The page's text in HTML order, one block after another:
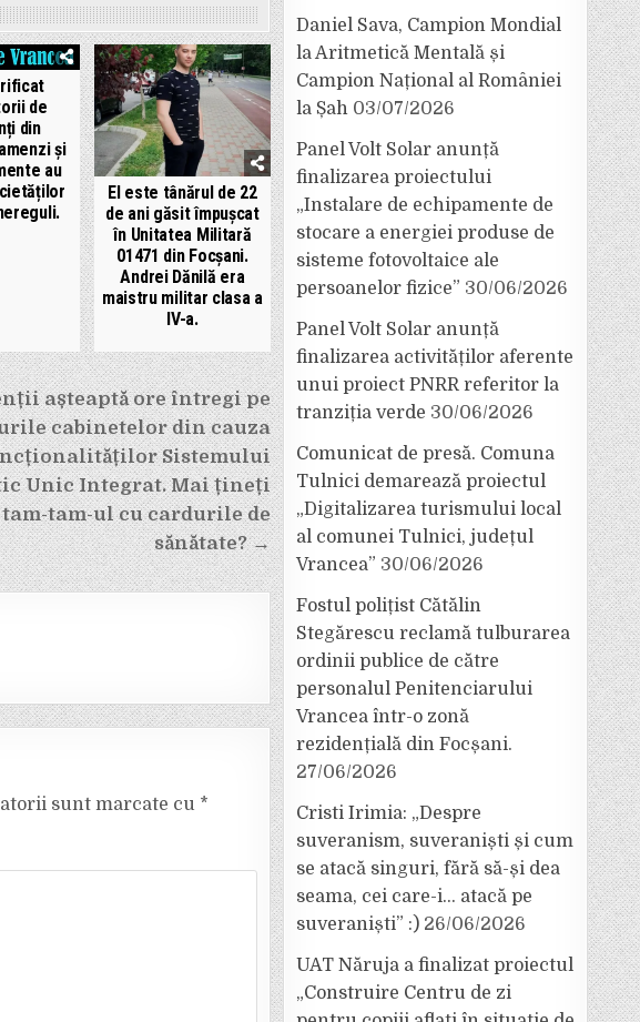
de
din
și
au
El este tânărul de 22
de ani găsit împușcat
în Unitatea Militară
01471 din Focșani.
Andrei Dănilă era
maistru militar clasa a
IV-a.
așteaptă ore întregi pe
cabinetelor din cauza
Sistemului
Unic Integrat. Mai țineți
tam-ul cu cardurile de
sănătate? →
sunt marcate cu *
Daniel Sava, Campion Mondial
la Aritmetică Mentală și
Campion Național al României
la Șah 03/07/2026
Panel Volt Solar anunță
finalizarea proiectului
„Instalare de echipamente de
stocare a energiei produse de
sisteme fotovoltaice ale
persoanelor fizice” 30/06/2026
Panel Volt Solar anunță
finalizarea activităților aferente
unui proiect PNRR referitor la
tranziția verde 30/06/2026
Comunicat de presă. Comuna
Tulnici demarează proiectul
„Digitalizarea turismului local
al comunei Tulnici, județul
Vrancea” 30/06/2026
Fostul polițist Cătălin
Stegărescu reclamă tulburarea
ordinii publice de către
personalul Penitenciarului
Vrancea într-o zonă
rezidențială din Focșani.
27/06/2026
Cristi Irimia: „Despre
suveranism, suveraniști și cum
se atacă singuri, fără să-și dea
seama, cei care-i… atacă pe
suveraniști” :) 26/06/2026
UAT Năruja a finalizat proiectul
„Construire Centru de zi